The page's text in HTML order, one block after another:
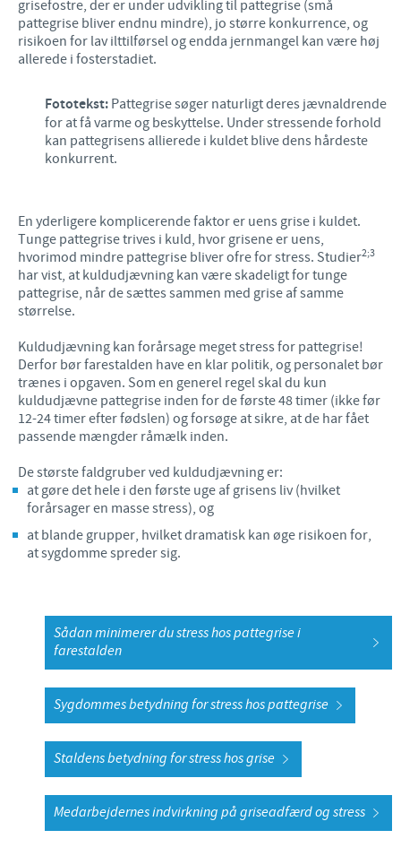
grisefostre, der er under udvikling til pattegrise (små
pattegrise bliver endnu mindre), jo større konkurrence, og
risikoen for lav ilttilførsel og endda jernmangel kan være høj
allerede i fosterstadiet.
Fototekst: Pattegrise søger naturligt deres jævnaldrende
for at få varme og beskyttelse. Under stressende forhold
kan pattegrisens allierede i kuldet blive dens hårdeste
konkurrent.
En yderligere komplicerende faktor er uens grise i kuldet.
Tunge pattegrise trives i kuld, hvor grisene er uens,
hvorimod mindre pattegrise bliver ofre for stress. Studier2;3
har vist, at kuldudjævning kan være skadeligt for tunge
pattegrise, når de sættes sammen med grise af samme
størrelse.
Kuldudjævning kan forårsage meget stress for pattegrise!
Derfor bør farestalden have en klar politik, og personalet bør
trænes i opgaven. Som en generel regel skal du kun
kuldudjævne pattegrise inden for de første 48 timer (ikke før
12-24 timer efter fødslen) og forsøge at sikre, at de har fået
passende mængder råmælk inden.
De største faldgruber ved kuldudjævning er:
at gøre det hele i den første uge af grisens liv (hvilket
forårsager en masse stress), og
at blande grupper, hvilket dramatisk kan øge risikoen for,
at sygdomme spreder sig.
Sådan minimerer du stress hos pattegrise i
farestalden
Sygdommes betydning for stress hos pattegrise
Staldens betydning for stress hos grise
Medarbejdernes indvirkning på griseadfærd og stress